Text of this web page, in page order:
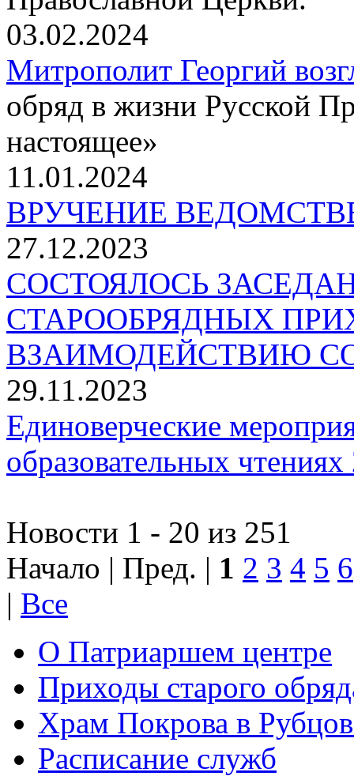
03.02.2024
Митрополит Георгий
обряд в жизни Русской
настоящее»
11.01.2024
ВРУЧЕНИЕ
27.12.2023
СОСТОЯЛОСЬ
СТАРООБРЯДНЫХ
ВЗАИМОДЕЙСТВИЮ
29.11.2023
Единоверческие
образовательных чтениях
Новости 1 - 20 из 251
Начало | Пред. | 1 2 3 4 5 6
| Все
О Патриаршем центре
Приходы старого
Храм Покрова в
Расписание служб